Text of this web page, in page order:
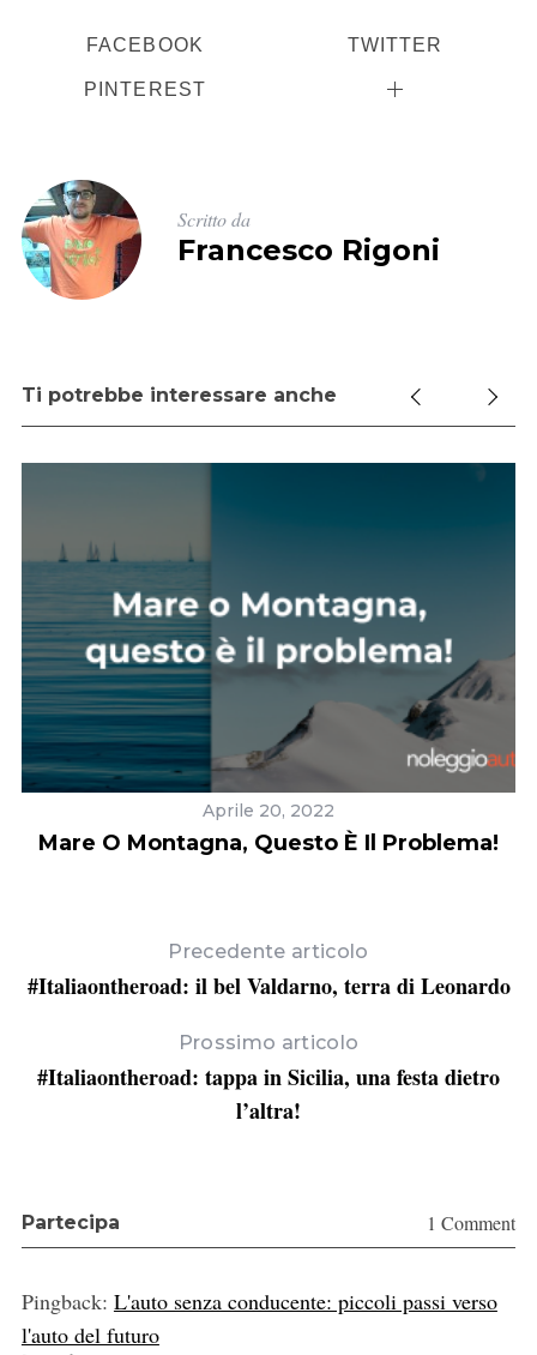
FACEBOOK TWITTER
PINTEREST
Scritto da
Francesco Rigoni
Ti potrebbe interessare anche
Aprile 20, 2022
Mare O Montagna, Questo È Il Problema!
Precedente articolo
#Italiaontheroad: il bel Valdarno, terra di Leonardo
Prossimo articolo
#Italiaontheroad: tappa in Sicilia, una festa dietro
l’altra!
Partecipa 1 Comment
Pingback: L'auto senza conducente: piccoli passi verso
l'auto del futuro